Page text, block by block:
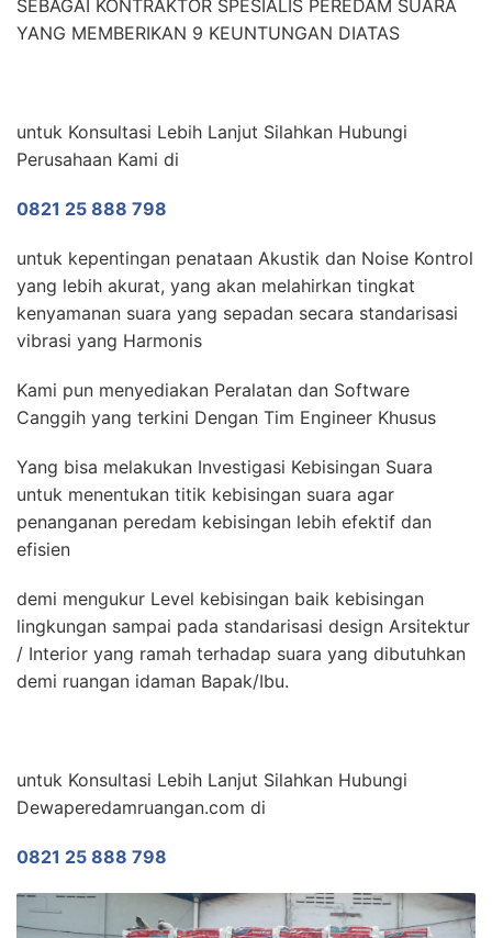
SEBAGAI KONTRAKTOR SPESIALIS PEREDAM SUARA
YANG MEMBERIKAN 9 KEUNTUNGAN DIATAS
untuk Konsultasi Lebih Lanjut Silahkan Hubungi
Perusahaan Kami di
0821 25 888 798
untuk kepentingan penataan Akustik dan Noise Kontrol
yang lebih akurat, yang akan melahirkan tingkat
kenyamanan suara yang sepadan secara standarisasi
vibrasi yang Harmonis
Kami pun menyediakan Peralatan dan Software
Canggih yang terkini Dengan Tim Engineer Khusus
Yang bisa melakukan Investigasi Kebisingan Suara
untuk menentukan titik kebisingan suara agar
penanganan peredam kebisingan lebih efektif dan
efisien
demi mengukur Level kebisingan baik kebisingan
lingkungan sampai pada standarisasi design Arsitektur
/ Interior yang ramah terhadap suara yang dibutuhkan
demi ruangan idaman Bapak/Ibu.
untuk Konsultasi Lebih Lanjut Silahkan Hubungi
Dewaperedamruangan.com di
0821 25 888 798